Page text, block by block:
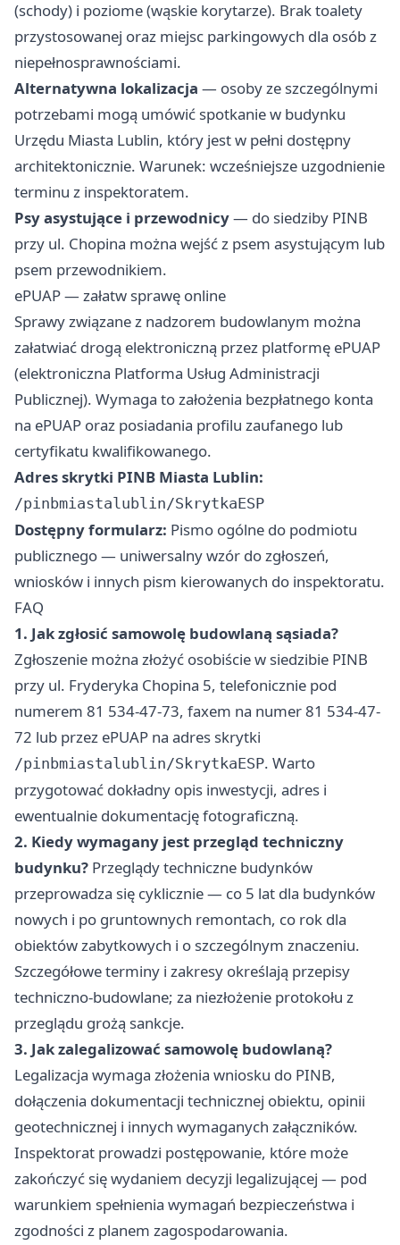
(schody) i poziome (wąskie korytarze). Brak toalety
przystosowanej oraz miejsc parkingowych dla osób z
niepełnosprawnościami.
Alternatywna lokalizacja — osoby ze szczególnymi
potrzebami mogą umówić spotkanie w budynku
Urzędu Miasta Lublin, który jest w pełni dostępny
architektonicznie. Warunek: wcześniejsze uzgodnienie
terminu z inspektoratem.
Psy asystujące i przewodnicy— do siedziby PINB
przy ul. Chopina można wejść z psem asystującym lub
psem przewodnikiem.
ePUAP — załatw sprawę online
Sprawy związane z nadzorem budowlanym można
załatwiać drogą elektroniczną przez platformę ePUAP
(elektroniczna Platforma Usług Administracji
Publicznej). Wymaga to założenia bezpłatnego konta
na ePUAP oraz posiadania profilu zaufanego lub
certyfikatu kwalifikowanego.
Adres skrytki PINB Miasta Lublin:
/pinbmiastalublin/SkrytkaESP
Dostępny formularz: Pismo ogólne do podmiotu
publicznego — uniwersalny wzór do zgłoszeń,
wniosków i innych pism kierowanych do inspektoratu.
FAQ
1. Jak zgłosić samowolę budowlaną sąsiada?
Zgłoszenie można złożyć osobiście w siedzibie PINB
przy ul. Fryderyka Chopina 5, telefonicznie pod
numerem 81 534-47-73, faxem na numer 81 534-47-
72 lub przez ePUAP na adres skrytki
/pinbmiastalublin/SkrytkaESP. Warto
przygotować dokładny opis inwestycji, adres i
ewentualnie dokumentację fotograficzną.
2. Kiedy wymagany jest przegląd techniczny
budynku? Przeglądy techniczne budynków
przeprowadza się cyklicznie — co 5 lat dla budynków
nowych i po gruntownych remontach, co rok dla
obiektów zabytkowych i o szczególnym znaczeniu.
Szczegółowe terminy i zakresy określają przepisy
techniczno-budowlane; za niezłożenie protokołu z
przeglądu grożą sankcje.
3. Jak zalegalizować samowolę budowlaną?
Legalizacja wymaga złożenia wniosku do PINB,
dołączenia dokumentacji technicznej obiektu, opinii
geotechnicznej i innych wymaganych załączników.
Inspektorat prowadzi postępowanie, które może
zakończyć się wydaniem decyzji legalizującej — pod
warunkiem spełnienia wymagań bezpieczeństwa i
zgodności z planem zagospodarowania.